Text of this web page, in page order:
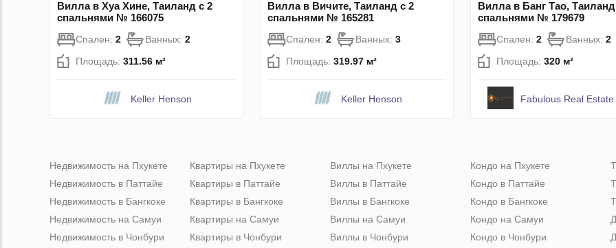
Вилла в Хуа Хине, Таиланд с 2
спальнями № 166075
Спален: 2 Ванных: 2
Площадь: 311.56 м²
Keller Henson
Вилла в Вичите, Таиланд с 2
спальнями № 165281
Спален: 2 Ванных: 3
Площадь: 319.97 м²
Keller Henson
Вилла в Банг Тао, Таиланд
спальнями № 179679
Спален: 2 Ванных: 2
Площадь: 320 м²
Fabulous Real
Недвижимость на Пхукете
Недвижимость в Паттайе
Недвижимость в Бангкоке
Недвижимость на Самуи
Недвижимость в Чонбури
Квартиры на Пхукете
Квартиры в Паттайе
Квартиры в Бангкоке
Квартиры на Самуи
Квартиры в Чонбури
Виллы на Пхукете
Виллы в Паттайе
Виллы в Бангкоке
Виллы на Самуи
Виллы в Чонбури
Кондо на Пхукете
Кондо в Паттайе
Кондо в Бангкоке
Кондо на Самуи
Кондо в Чонбури